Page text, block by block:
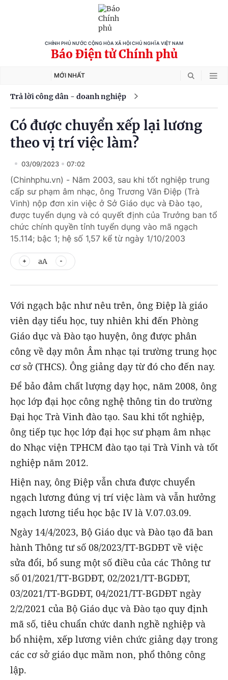
CHÍNH PHỦ NƯỚC CỘNG HÒA XÃ HỘI CHỦ NGHĨA VIỆT NAM
Báo Điện tử Chính phủ
MỚI NHẤT
Trả lời công dân - doanh nghiệp
Có được chuyển xếp lại lương
theo vị trí việc làm?
03/09/2023 07:02
(Chinhphu.vn) - Năm 2003, sau khi tốt nghiệp trung
cấp sư phạm âm nhạc, ông Trương Văn Điệp (Trà
Vinh) nộp đơn xin việc ở Sở Giáo dục và Đào tạo,
được tuyển dụng và có quyết định của Trưởng ban tổ
chức chính quyền tỉnh tuyển dụng vào mã ngạch
15.114; bậc 1; hệ số 1,57 kể từ ngày 1/10/2003
aA
Với ngạch bậc như nêu trên, ông Điệp là giáo
viên dạy tiểu học, tuy nhiên khi đến Phòng
Giáo dục và Đào tạo huyện, ông được phân
công về dạy môn Âm nhạc tại trường trung học
cơ sở (THCS). Ông giảng dạy từ đó cho đến nay.
Để bảo đảm chất lượng dạy học, năm 2008, ông
học lớp đại học công nghệ thông tin do trường
Đại học Trà Vinh đào tạo. Sau khi tốt nghiệp,
ông tiếp tục học lớp đại học sư phạm âm nhạc
do Nhạc viện TPHCM đào tạo tại Trà Vinh và tốt
nghiệp năm 2012.
Hiện nay, ông Điệp vẫn chưa được chuyển
ngạch lương đúng vị trí việc làm và vẫn hưởng
ngạch lương tiểu học bậc IV là V.07.03.09.
Ngày 14/4/2023, Bộ Giáo dục và Đào tạo đã ban
hành Thông tư số 08/2023/TT-BGDĐT về việc
sửa đổi, bổ sung một số điều của các Thông tư
số 01/2021/TT-BGDĐT, 02/2021/TT-BGDĐT,
03/2021/TT-BGDĐT, 04/2021/TT-BGDĐT ngày
2/2/2021 của Bộ Giáo dục và Đào tạo quy định
mã số, tiêu chuẩn chức danh nghề nghiệp và
bổ nhiệm, xếp lương viên chức giảng dạy trong
các cơ sở giáo dục mầm non, phổ thông công
lập.